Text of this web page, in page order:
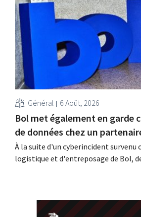
vente sur le dark web. Les
clients à la vigilance face au
Général 6 Août, 2026
Bol met également en garde
de données chez un
À la suite d'un cyberincident survenu
logistique et d'entreposage de Bol,